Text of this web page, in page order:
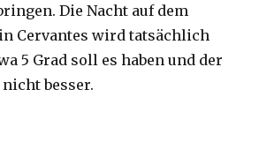
Die Nacht auf dem
Cervantes wird tatsächlich
5 Grad soll es haben und der
besser.